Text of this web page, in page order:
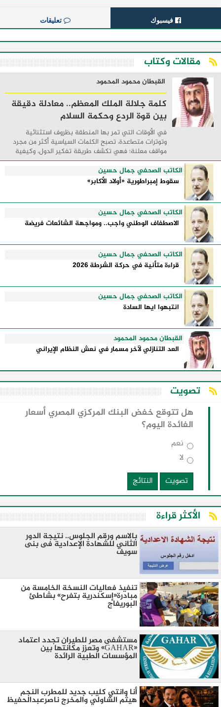
فيسبوك تعليقات
مقالات وكتاب
القبطان محمود المحمود
كلمة جلالة الملك المعظم.. معادلة دقيقة
بين قوة الردع وحكمة السلام
في الأوقات التي تمر بها المنطقة بظروف استثنائية
وتوترات متصاعدة، تصبح الكلمات السياسية أكثر من مجرد
مواقف معلنة؛ فهي تكشف طريقة تفكير الدول، وكيفية
إدارتها للأزمات، والحدود التي تفصل بين القوة ...
الكاتب الصحفي جمال حسين
سقوط إمبراطورية «أولاد الأكابر»
الكاتب الصحفي جمال حسين
الاصطفاف الوطني واجب.. ومواجهة الشائعات فريضة
الكاتب الصحفي جمال حسين
قراءة متأنية في حركة الشرطة 2026
الكاتب الصحفي جمال حسين
انتبهوا ايها السادة
القبطان محمود المحمود
العد التنازلي لآخر مسمار في نعش النظام الإيراني
تصويت
هل تتوقع خفض البنك المركزي المصري أسعار
الفائدة اليوم؟
نعم
لا
تصويت
النتائج
الأكثر قراءة
بالاسم ورقم الجلوس.. نتيجة الدور
الثاني للشهادة الإعدادية فى بنى
سويف
تنفيذ فعاليات النسخة الخامسة من
مبادرة«إسكندرية بتفرح» بشاطئ
البوريفاج
مستشفى مصر للطيران تجدد اعتماد
«GAHAR» وتعزز مكانتها بين
المؤسسات الطبية الرائدة
أنا وانتي كليب جديد للمطرب النجم
هيثم الشاولي والمخرج ناصرعبدالحفيظ